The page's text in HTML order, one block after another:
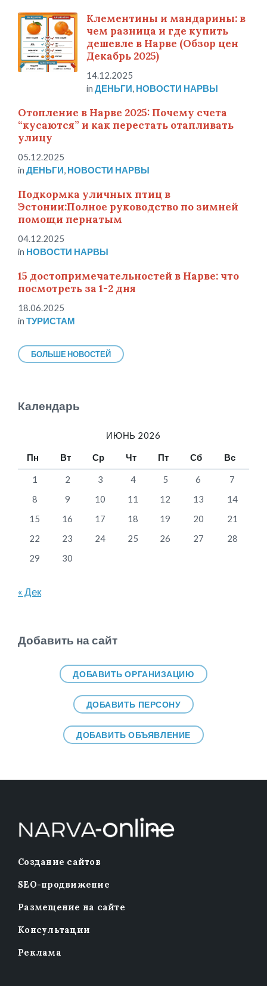
Клементины и мандарины: в
чем разница и где купить
дешевле в Нарве (Обзор цен
Декабрь 2025)
14.12.2025
in ДЕНЬГИ НОВОСТИ НАРВЫ
Отопление в Нарве 2025: Почему счета
“кусаются” и как перестать отапливать
улицу
05.12.2025
in ДЕНЬГИ НОВОСТИ НАРВЫ
Подкормка уличных птиц в
Эстонии:Полное руководство по зимней
помощи пернатым
04.12.2025
in НОВОСТИ НАРВЫ
15 достопримечательностей в Нарве: что
посмотреть за 1-2 дня
18.06.2025
in ТУРИСТАМ
БОЛЬШЕ НОВОСТЕЙ
Календарь
ИЮНЬ 2026
Пн Вт Ср Чт Пт Сб Вс
1 2 3 4 5 6
7
8
9 10 11 12 13
14
15
16 17 18 19 20
21
22
23 24 25 26 27
28
29
30
« Дек
Добавить на сайт
ДОБАВИТЬ ОРГАНИЗАЦИЮ
ДОБАВИТЬ ПЕРСОНУ
ДОБАВИТЬ ОБЪЯВЛЕНИЕ
Создание сайтов
SEO-продвижение
Размещение на сайте
Консультации
Реклама